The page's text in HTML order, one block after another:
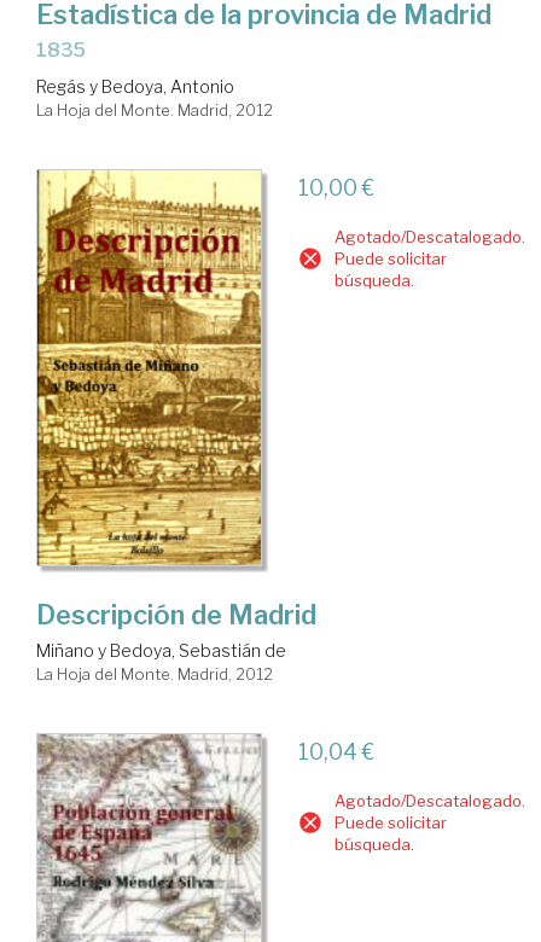
Estadística de la provincia de Madrid
1835
Regás y Bedoya, Antonio
La Hoja del Monte. Madrid, 2012
10,00 €
Agotado/Descatalogado.
Puede solicitar
búsqueda.
Descripción de Madrid
Miñano y Bedoya, Sebastián de
La Hoja del Monte. Madrid, 2012
10,04 €
Agotado/Descatalogado.
Puede solicitar
búsqueda.